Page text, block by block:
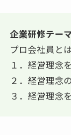
企業研修テー
プロ会社員と
１．経営理念
２．経営理念
３．経営理念